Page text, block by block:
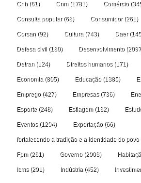
Cnh (61) Cnm(1781) Comércio
Consulta popular(68) Consumidor(261)
Corsan (92) Cultura (743) Daer
Defesa civil (180) Desenvolvimento
Detran (124) Direitos humanos(171)
Economia (805) Educação(1385)
Emprego(427) Empresas(736)
Esporte (248) Estiagem(132)
Eventos(1294) Exportação(66)
fortalecendo a tradição e a identidade do
Fpm(261) Governo(2903)
Icms(291) Indústria (452)